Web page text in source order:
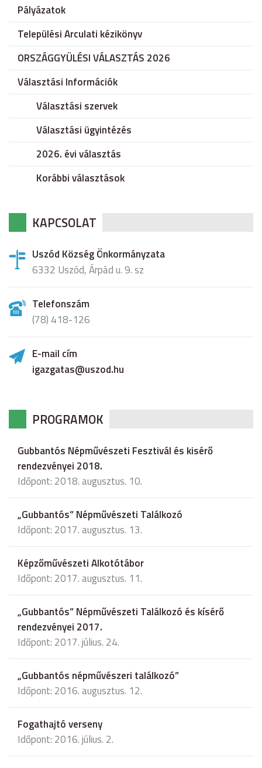
Pályázatok
Települési Arculati kézikönyv
ORSZÁGGYÜLÉSI VÁLASZTÁS 2026
Választási Információk
Választási szervek
Választási ügyintézés
2026. évi választás
Korábbi választások
KAPCSOLAT
Uszód Község Önkormányzata
6332 Uszód, Árpád u. 9. sz
Telefonszám
(78) 418-126
E-mail cím
igazgatas@uszod.hu
PROGRAMOK
Gubbantós Népművészeti Fesztivál és kisérő
rendezvényei 2018.
Időpont: 2018. augusztus. 10.
„Gubbantós” Népművészeti Találkozó
Időpont: 2017. augusztus. 13.
Képzőművészeti Alkotótábor
Időpont: 2017. augusztus. 11.
„Gubbantós” Népművészeti Találkozó és kísérő
rendezvényei 2017.
Időpont: 2017. július. 24.
„Gubbantós népművészeri találkozó”
Időpont: 2016. augusztus. 12.
Fogathajtó verseny
Időpont: 2016. július. 2.